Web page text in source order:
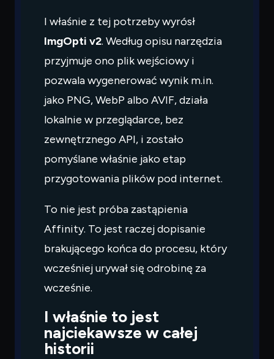
I właśnie z tej potrzeby wyrósł
ImgOpti v2. Według opisu narzędzia
przyjmuje ono plik wejściowy i
pozwala wygenerować wynik m.in.
jako PNG, WebP albo AVIF, działa
lokalnie w przeglądarce, bez
zewnętrznego API, i zostało
pomyślane właśnie jako etap
przygotowania plików pod internet.
To nie jest próba zastąpienia
Affinity. To jest raczej dopisanie
brakującego końca do procesu, który
wcześniej urywał się odrobinę za
wcześnie.
I właśnie to jest
najciekawsze w całej
historii